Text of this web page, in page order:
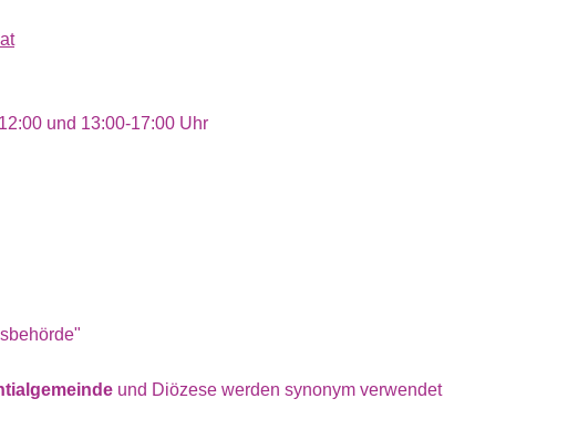
und 13:00-17:00 Uhr
und Diözese werden synonym verwendet